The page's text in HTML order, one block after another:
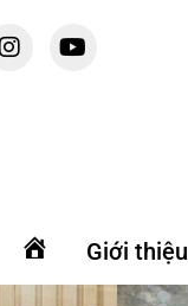
Trang
chủ
Giới thiệu